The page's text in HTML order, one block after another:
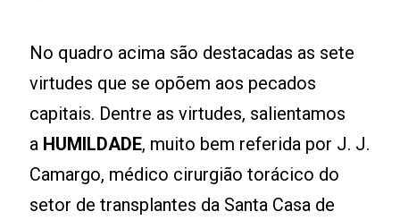
No quadro acima são destacadas as sete
virtudes que se opõem aos pecados
capitais. Dentre as virtudes, salientamos
a HUMILDADE, muito bem referida por J. J.
Camargo, médico cirurgião torácico do
setor de transplantes da Santa Casa de